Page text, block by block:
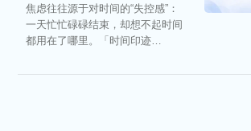
焦虑往往源于对时间的“失控感”：
一天忙忙碌碌结束，却想不起时间
都用在了哪里。「时间印迹